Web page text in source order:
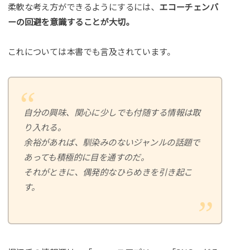
柔軟な考え方ができるようにするには、 エコーチェンバ
ーの回避を意識することが大切。
これについては本書でも言及されています。
自分の興味、関心に少しでも付随する情報は取
り入れる。
余裕があれば、馴染みのないジャンルの話題で
あっても積極的に目を通すのだ。
それがときに、偶発的なひらめきを引き起こ
す。